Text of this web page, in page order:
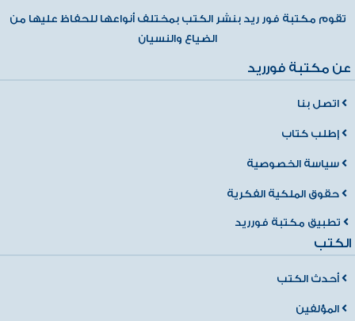
تقوم مكتبة فور ريد بنشر الكتب بمختلف أنواعها للحفاظ عليها من
الضياع والنسيان
عن مكتبة فورريد
اتصل بنا
إطلب كتاب
سياسة الخصوصية
حقوق الملكية الفكرية
تطبيق مكتبة فورريد
الكتب
أحدث الكتب
المؤلفين